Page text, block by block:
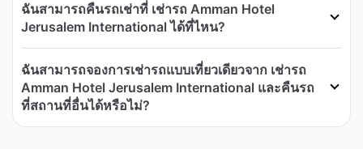
ฉันสามารถคืนรถเช่าที่ เช่ารถ Amman Hotel
Jerusalem International ได้ที่ไหน?
ฉันสามารถจองการเช่ารถแบบเที่ยวเดียวจาก เช่ารถ
Amman Hotel Jerusalem International และคืนรถ
ที่สถานที่อื่นได้หรือไม่?